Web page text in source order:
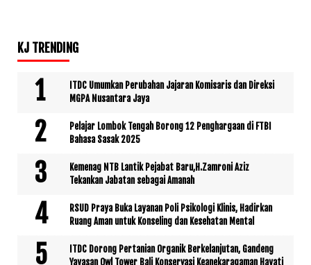
KJ TRENDING
ITDC Umumkan Perubahan Jajaran Komisaris dan Direksi
MGPA Nusantara Jaya
Pelajar Lombok Tengah Borong 12 Penghargaan di FTBI
Bahasa Sasak 2025
Kemenag NTB Lantik Pejabat Baru,H.Zamroni Aziz
Tekankan Jabatan sebagai Amanah
RSUD Praya Buka Layanan Poli Psikologi Klinis, Hadirkan
Ruang Aman untuk Konseling dan Kesehatan Mental
ITDC Dorong Pertanian Organik Berkelanjutan, Gandeng
Yayasan Owl Tower Bali Konservasi Keanekaragaman Hayati